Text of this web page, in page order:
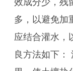
效成分少，残
多，以避免加
应结合灌水，
良方法如下：